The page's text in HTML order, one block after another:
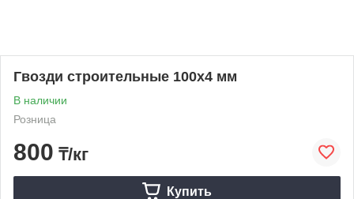
Гвозди строительные 100х4 мм
В наличии
Розница
800 ₸/кг
Купить